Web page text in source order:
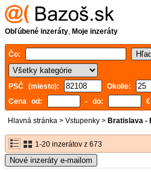
Obľúbené inzeráty, Moje inzeráty
Čo:
PSČ (miesto): Okolie:
Cena od:
- do: €
Hlavná stránka > Vstupenky > Bratislava -
1-20 inzerátov z 673
Nové inzeráty e-mailom